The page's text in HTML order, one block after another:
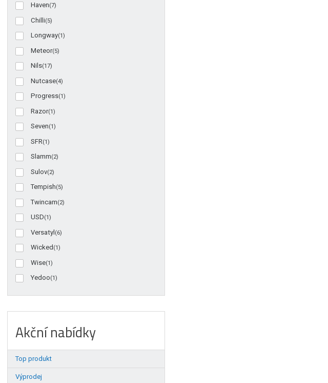
Haven(7)
Chilli(5)
Longway(1)
Meteor(5)
Nils(17)
Nutcase(4)
Progress(1)
Razor(1)
Seven(1)
SFR(1)
Slamm(2)
Sulov(2)
Tempish(5)
Twincam(2)
USD(1)
Versatyl (6)
Wicked (1)
Wise(1)
Yedoo(1)
Akční nabídky
Top produkt
Výprodej